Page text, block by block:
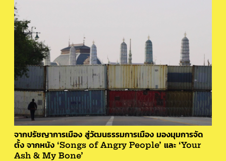
จากปรัชญาการเมือง สู่วัฒนธรรมการเมือง มองมุมการจัด
ตั้ง จากหนัง ‘Songs of Angry People’ และ ‘Your
Ash & My Bone’